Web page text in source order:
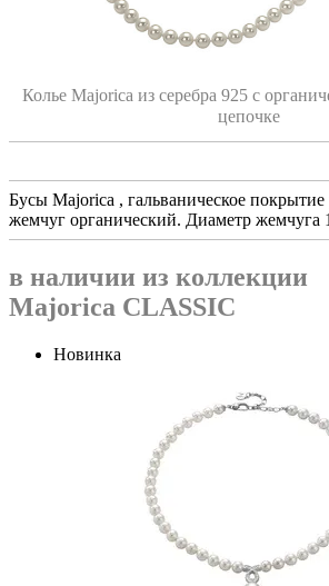
Колье Majorica из серебра 925 с
цепочке
Бусы Majorica , гальваническое
жемчуг органический. Диаметр жемчуга
в наличии из коллекции
Majorica CLASSIC
Новинка